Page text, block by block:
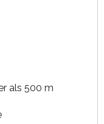
als 500 m